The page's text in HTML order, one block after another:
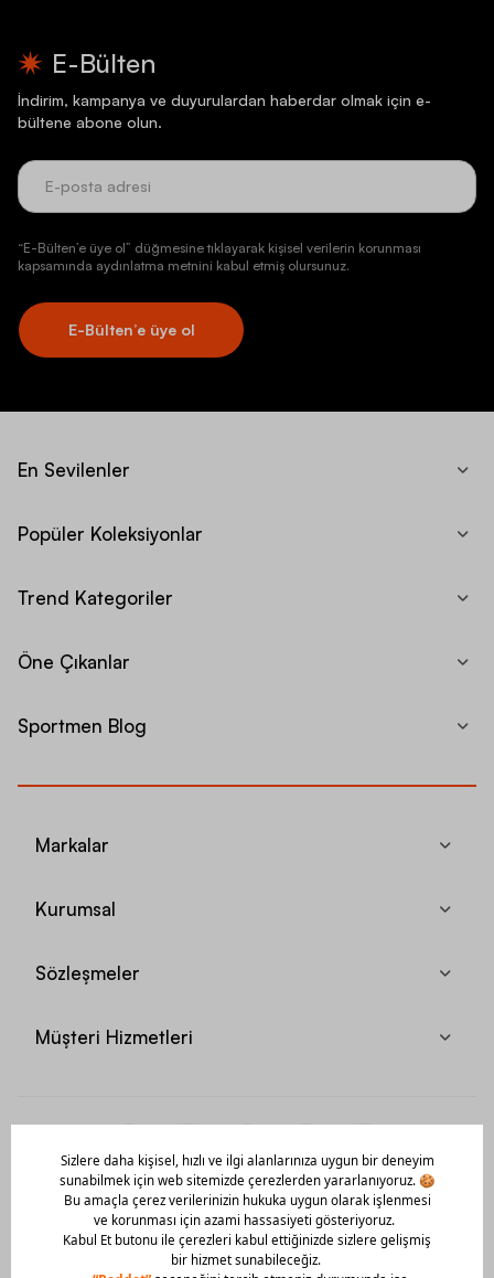
E-Bülten
İndirim, kampanya ve duyurulardan haberdar olmak için e-
bültene abone olun.
“E-Bülten’e üye ol” düğmesine tıklayarak kişisel verilerin korunması
kapsamında aydınlatma metnini kabul etmiş olursunuz.
E-Bülten’e üye ol
En Sevilenler
Popüler Koleksiyonlar
Trend Kategoriler
Öne Çıkanlar
Sportmen Blog
Markalar
Kurumsal
Sözleşmeler
Müşteri Hizmetleri
Mobil Uygulamamızı Hemen İndir!